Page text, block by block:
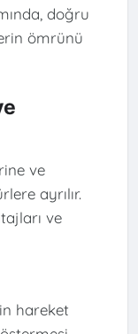
doğru
ömrünü
ve
ayrılır.
ve
hareket